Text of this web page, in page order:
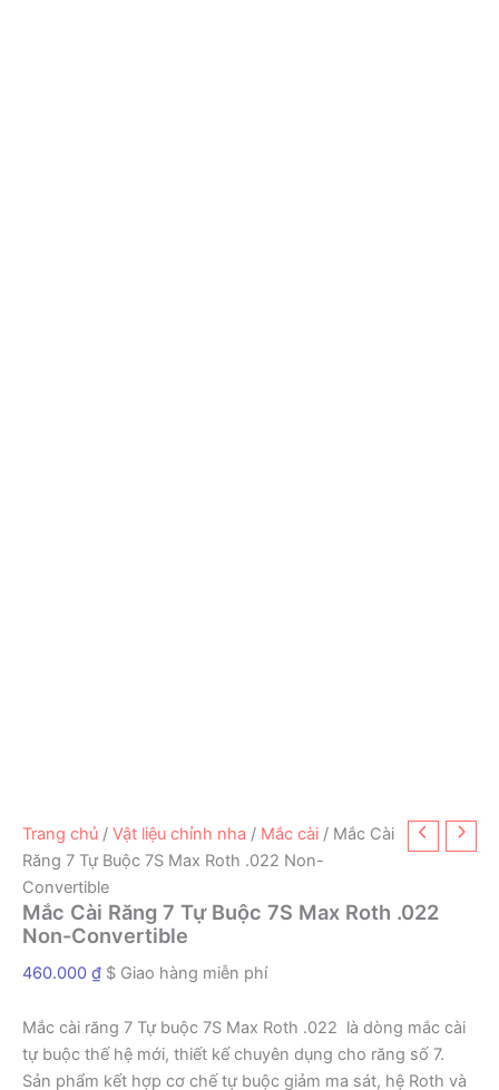
Trang chủ / Vật liệu chỉnh nha / Mắc cài / Mắc Cài
Răng 7 Tự Buộc 7S Max Roth .022 Non-
Convertible
Mắc Cài Răng 7 Tự Buộc 7S Max Roth .022
Non-Convertible
460.000 ₫ $ Giao hàng miễn phí
Mắc cài răng 7 Tự buộc 7S Max Roth .022 là dòng mắc cài
tự buộc thế hệ mới, thiết kế chuyên dụng cho răng số 7.
Sản phẩm kết hợp cơ chế tự buộc giảm ma sát, hệ Roth và